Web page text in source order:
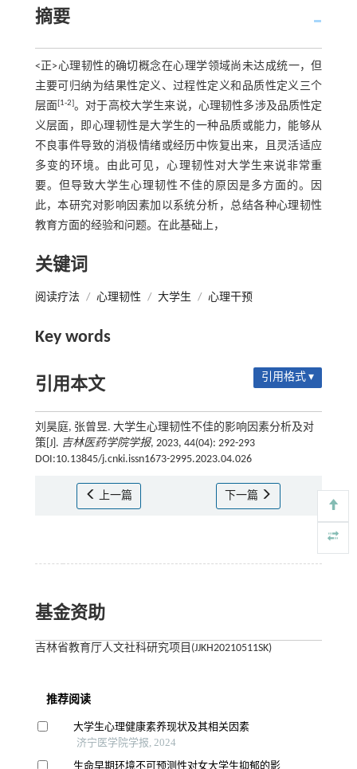
摘要
<正>心理韧性的确切概念在心理学领域尚未达成统一，但
主要可归纳为结果性定义、过程性定义和品质性定义三个
层面[1-2]。对于高校大学生来说，心理韧性多涉及品质性定
义层面，即心理韧性是大学生的一种品质或能力，能够从
不良事件导致的消极情绪或经历中恢复出来，且灵活适应
多变的环境。由此可见，心理韧性对大学生来说非常重
要。但导致大学生心理韧性不佳的原因是多方面的。因
此，本研究对影响因素加以系统分析，总结各种心理韧性
教育方面的经验和问题。在此基础上，
关键词
阅读疗法 / 心理韧性 / 大学生 / 心理干预
Key words
引用本文 引用格式 ▾
刘昊庭, 张曾昱. 大学生心理韧性不佳的影响因素分析及对
策[J]. 吉林医药学院学报, 2023, 44(04): 292-293
DOI:10.13845/j.cnki.issn1673-2995.2023.04.026
上一篇 下一篇
基金资助
吉林省教育厅人文社科研究项目(JJKH20210511SK)